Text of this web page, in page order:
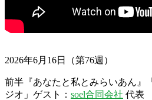
2026年6月16日（第76週）
前半『あなたと私とみらいあん』
ジオ」ゲスト： soel合同会社 代表